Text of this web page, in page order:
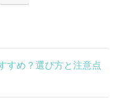
すめ？選び方と注意点